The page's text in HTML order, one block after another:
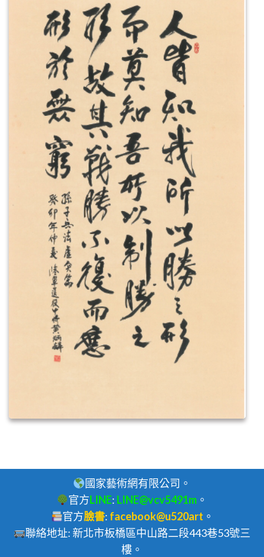
國家藝術網有限公司。
官方LINE: LINE@vcv5491m 。
官方臉書: facebook@u520art 。
聯絡地址: 新北市板橋區中山路二段443巷53號三
樓。